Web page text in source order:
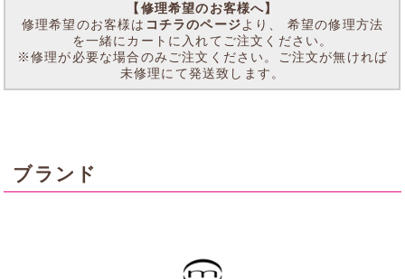
【修理希望のお客様へ】
修理希望のお客様は コチラのページより、 希望の修理方法
を一緒にカートに入れてご注文ください。
※修理が必要な場合のみご注文ください。ご注文が無ければ
未修理にて発送致します。
ブランド